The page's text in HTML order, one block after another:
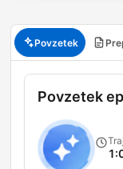
Povzetek
Povzetek